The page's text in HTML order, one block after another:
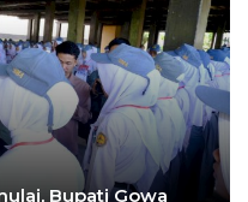
Bupati Gowa